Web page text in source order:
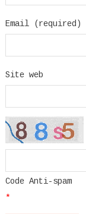
Email (required)
Site web
Code Anti-spam
*